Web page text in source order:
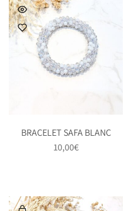
BRACELET SAFA BLANC
10,00€